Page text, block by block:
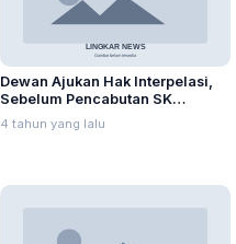
Dewan Ajukan Hak Interpelasi,
Sebelum Pencabutan SK
Pembebastugasan Sementara
Sekda Jepara
4 tahun yang lalu